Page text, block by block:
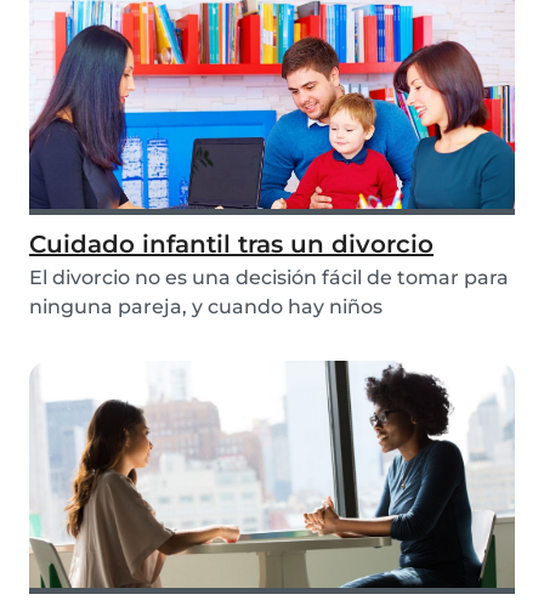
Cuidado infantil tras un divorcio
El divorcio no es una decisión fácil de tomar para
ninguna pareja, y cuando hay niños